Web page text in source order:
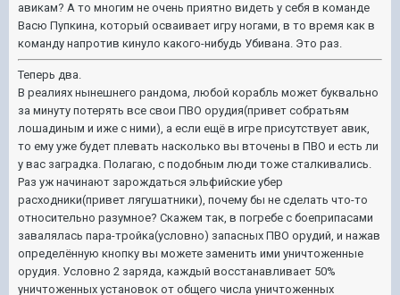
авикам? А то многим не очень приятно видеть у себя в команде
Васю Пупкина, который осваивает игру ногами, в то время как в
команду напротив кинуло какого-нибудь Убивана. Это раз.
Теперь два.
В реалиях нынешнего рандома, любой корабль может буквально
за минуту потерять все свои ПВО орудия(привет собратьям
лошадиным и иже с ними), а если ещё в игре присутствует авик,
то ему уже будет плевать насколько вы вточены в ПВО и есть ли
у вас заградка. Полагаю, с подобным люди тоже сталкивались.
Раз уж начинают зарождаться эльфийские убер
расходники(привет лягушатники), почему бы не сделать что-то
относительно разумное? Скажем так, в погребе с боеприпасами
завалялась пара-тройка(условно) запасных ПВО орудий, и нажав
определённую кнопку вы можете заменить ими уничтоженные
орудия. Условно 2 заряда, каждый восстанавливает 50%
уничтоженных установок от общего числа уничтоженных